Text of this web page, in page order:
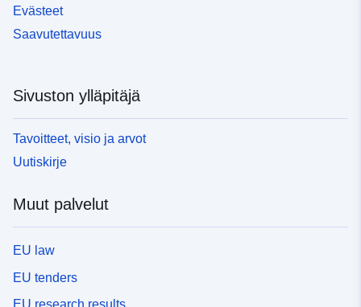
Evästeet
Saavutettavuus
Sivuston ylläpitäjä
Tavoitteet, visio ja arvot
Uutiskirje
Muut palvelut
EU law
EU tenders